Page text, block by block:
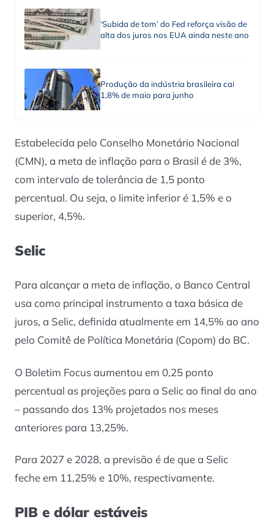
‘Subida de tom’ do Fed reforça visão de
alta dos juros nos EUA ainda neste ano
Produção da indústria brasileira cai
1,8% de maio para junho
Estabelecida pelo Conselho Monetário Nacional
(CMN), a meta de inflação para o Brasil é de 3%,
com intervalo de tolerância de 1,5 ponto
percentual. Ou seja, o limite inferior é 1,5% e o
superior, 4,5%.
Selic
Para alcançar a meta de inflação, o Banco Central
usa como principal instrumento a taxa básica de
juros, a Selic, definida atualmente em 14,5% ao ano
pelo Comitê de Política Monetária (Copom) do BC.
O Boletim Focus aumentou em 0,25 ponto
percentual as projeções para a Selic ao final do ano
– passando dos 13% projetados nos meses
anteriores para 13,25%.
Para 2027 e 2028, a previsão é de que a Selic
feche em 11,25% e 10%, respectivamente.
PIB e dólar estáveis